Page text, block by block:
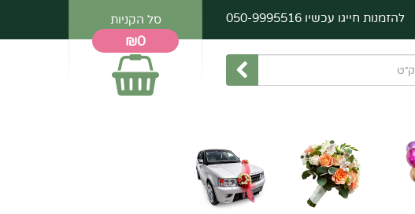
סל הקניות
₪0
להזמנות חייגו עכשיו 050-9995516